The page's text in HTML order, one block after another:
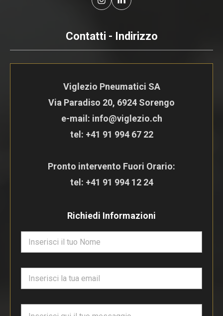
Contatti - Indirizzo
Viglezio Pneumatici SA
Via Paradiso 20, 6924 Sorengo
e-mail: info@viglezio.ch
tel: +41 91 994 67 22
Pronto intervento Fuori Orario:
tel: +41 91 994 12 24
Richiedi Informazioni
m
a